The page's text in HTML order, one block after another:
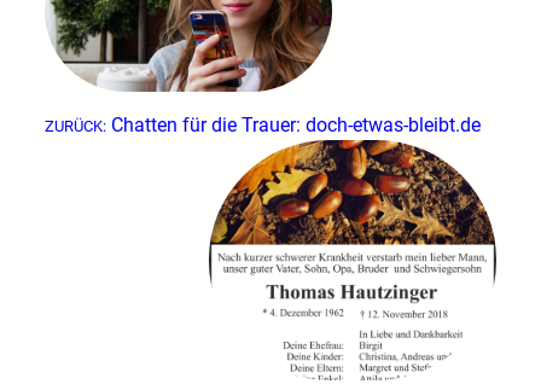
ZURÜCK: Chatten für die Trauer: doch-etwas-bleibt.de